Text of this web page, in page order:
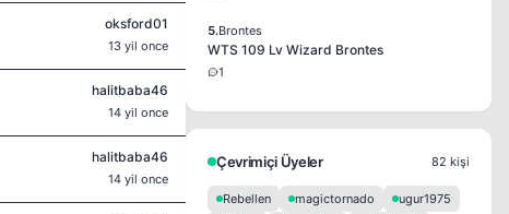
oksford01
13 yil once
halitbaba46
14 yil once
halitbaba46
14 yil once
5.Brontes
WTS 109 Lv Wizard Brontes
1
Çevrimiçi Üyeler 82 kişi
Rebellen magictornado
ugur1975